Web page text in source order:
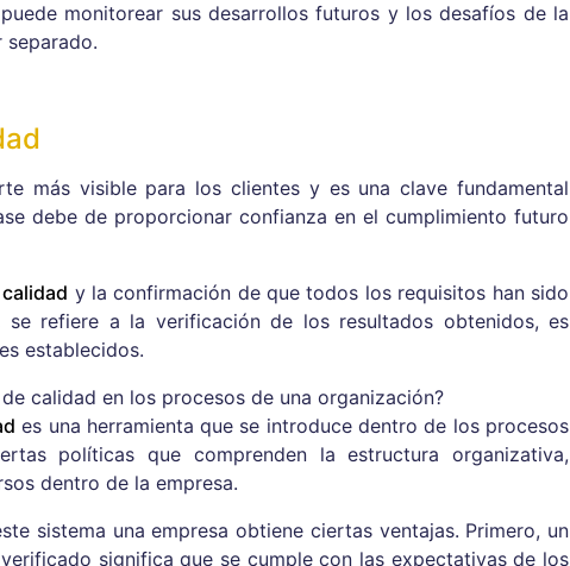
puede monitorear sus desarrollos futuros y los desafíos de la
más visible para los clientes y es una clave fundamental
debe de proporcionar confianza en el cumplimiento futuro
y la confirmación de que todos los requisitos han sido
se refiere a la verificación de los resultados obtenidos, es
establecidos.
calidad en los procesos de una organización?
es una herramienta que se introduce dentro de los procesos
políticas que comprenden la estructura organizativa,
dentro de la empresa.
sistema una empresa obtiene ciertas ventajas. Primero, un
verificado significa que se cumple con las expectativas de los